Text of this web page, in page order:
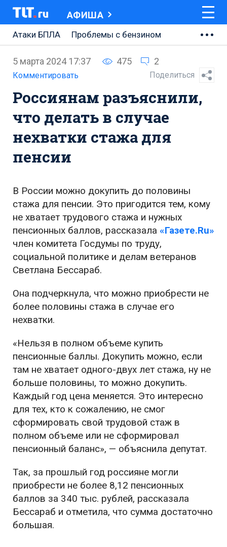
АФИША
Атаки БПЛА
Проблемы с бензином
Ремонт Центральной площади
Ремонт Обводного шоссе
Набережная Тольятти
Неделя Тольятти
5 марта 2024 17:37 475 2
Комментировать Поделиться
Россиянам разъяснили,
что делать в случае
нехватки стажа для
пенсии
В России можно докупить до половины
стажа для пенсии. Это пригодится тем, кому
не хватает трудового стажа и нужных
пенсионных баллов, рассказала «Газете.Ru»
член комитета Госдумы по труду,
социальной политике и делам ветеранов
Светлана Бессараб.
Она подчеркнула, что можно приобрести не
более половины стажа в случае его
нехватки.
«Нельзя в полном объеме купить
пенсионные баллы. Докупить можно, если
там не хватает одного-двух лет стажа, ну не
больше половины, то можно докупить.
Каждый год цена меняется. Это интересно
для тех, кто к сожалению, не смог
сформировать свой трудовой стаж в
полном объеме или не сформировал
пенсионный баланс», — объяснила депутат.
Так, за прошлый год россияне могли
приобрести не более 8,12 пенсионных
баллов за 340 тыс. рублей, рассказала
Бессараб и отметила, что сумма достаточно
большая.